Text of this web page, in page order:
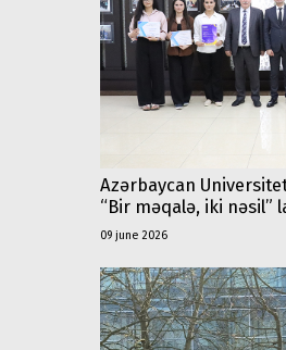
Azərbaycan
“Bir məqalə, iki nəsil”
09 june 2026